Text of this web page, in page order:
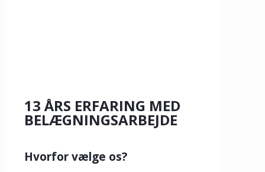
13 ÅRS ERFARING MED
BELÆGNINGSARBEJDE
Hvorfor vælge os?